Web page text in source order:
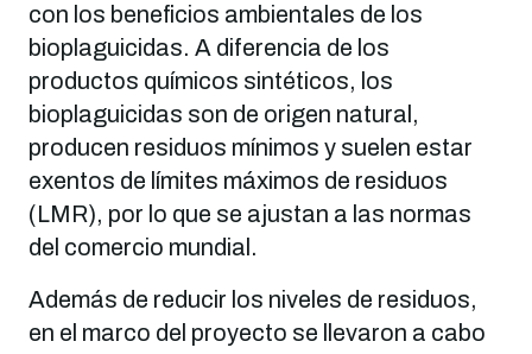
con los beneficios ambientales de los
bioplaguicidas. A diferencia de los
productos químicos sintéticos, los
bioplaguicidas son de origen natural,
producen residuos mínimos y suelen estar
exentos de límites máximos de residuos
(LMR), por lo que se ajustan a las normas
del comercio mundial.
Además de reducir los niveles de residuos,
en el marco del proyecto se llevaron a cabo